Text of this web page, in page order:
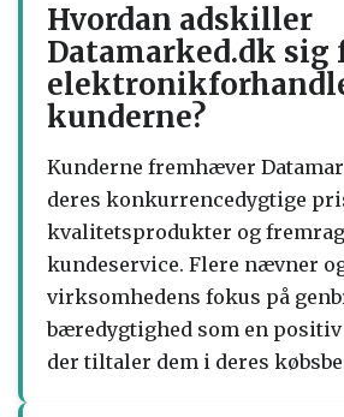
Hvordan adskiller
Datamarked.dk sig
kunderne?
Kunderne fremhæver
deres konkurrencedygtige
kvalitetsprodukter og
kundeservice. Flere nævner
virksomhedens fokus på
bæredygtighed som en
der tiltaler dem i deres